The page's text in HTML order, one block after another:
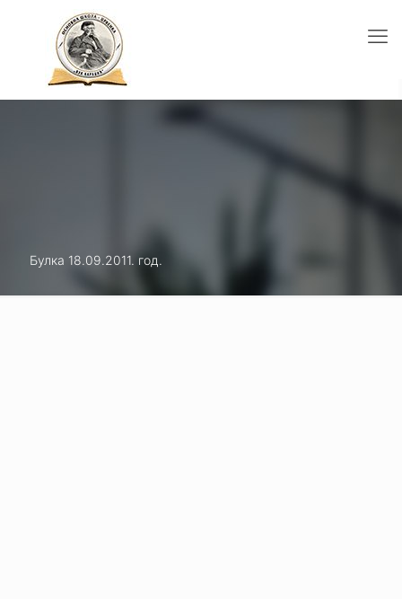
Булка 18.09.2011. год.